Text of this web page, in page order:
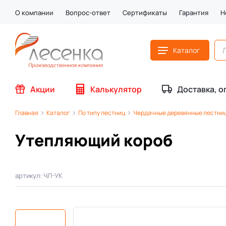
О компании Вопрос-ответ Сертификаты Гарантия
Каталог
Акции Калькулятор Доставка,
Главная Каталог По типу лестниц Чердачные деревянные
Утепляющий короб
артикул: ЧЛ-УК